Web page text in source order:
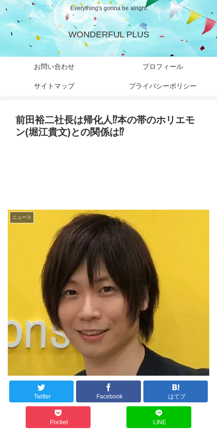
Everything's gonna be alright
WONDERFUL PLUS
お問い合わせ プロフィール
サイトマップ プライバシーポリシー
前田裕二社長は帰化人⁉︎本の帯のホリエモ
ン(堀江貴文)との関係は⁉︎
ニュース
Twitter Facebook はてブ
Pocket LINE